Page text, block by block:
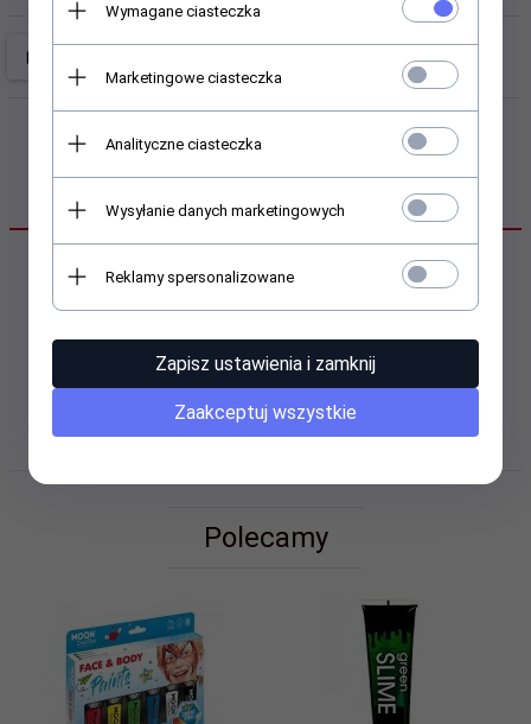
OPIS PRODUKTU
Zestaw farb do twarzy i ciała
3szt - 3x12ml pastel UV
OPINIE KLIENTÓW
Polecamy
Wymagane ciasteczka
Marketingowe ciasteczka
Analityczne ciasteczka
Wysyłanie danych marketingowych
Reklamy spersonalizowane
Zapisz ustawienia i zamknij
Zaakceptuj wszystkie